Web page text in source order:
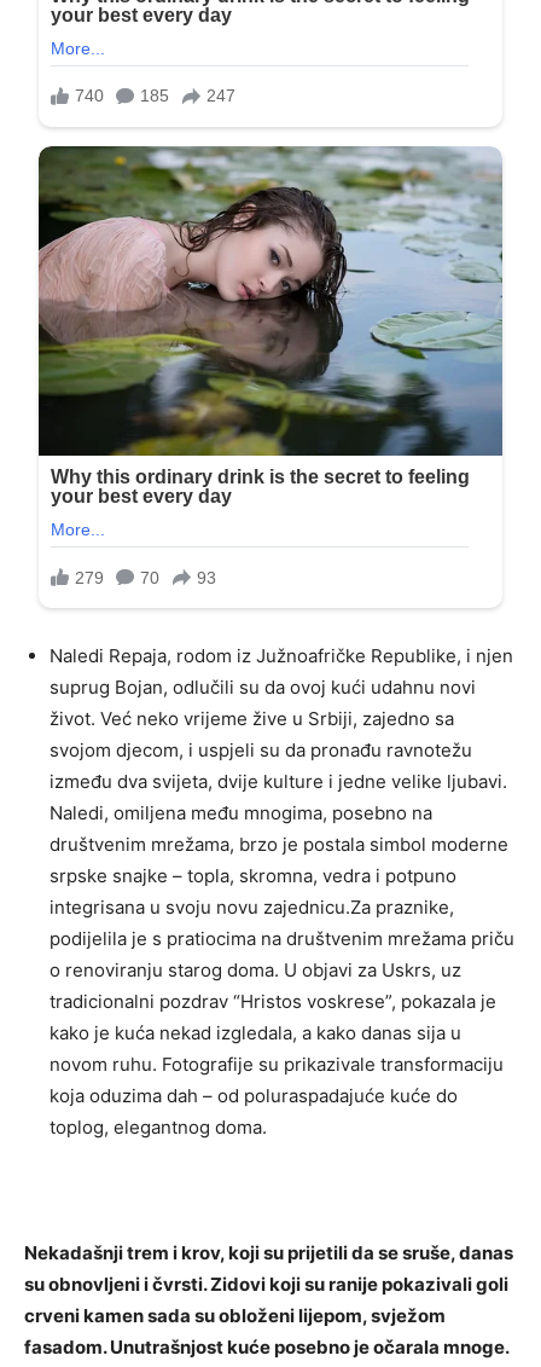
Naledi Repaja, rodom iz Južnoafričke Republike, i njen
suprug Bojan, odlučili su da ovoj kući udahnu novi
život. Već neko vrijeme žive u Srbiji, zajedno sa
svojom djecom, i uspjeli su da pronađu ravnotežu
između dva svijeta, dvije kulture i jedne velike ljubavi.
Naledi, omiljena među mnogima, posebno na
društvenim mrežama, brzo je postala simbol moderne
srpske snajke – topla, skromna, vedra i potpuno
integrisana u svoju novu zajednicu.Za praznike,
podijelila je s pratiocima na društvenim mrežama priču
o renoviranju starog doma. U objavi za Uskrs, uz
tradicionalni pozdrav “Hristos voskrese”, pokazala je
kako je kuća nekad izgledala, a kako danas sija u
novom ruhu. Fotografije su prikazivale transformaciju
koja oduzima dah – od poluraspadajuće kuće do
toplog, elegantnog doma.
Nekadašnji trem i krov, koji su prijetili da se sruše, danas
su obnovljeni i čvrsti. Zidovi koji su ranije pokazivali goli
crveni kamen sada su obloženi lijepom, svježom
fasadom. Unutrašnjost kuće posebno je očarala mnoge.